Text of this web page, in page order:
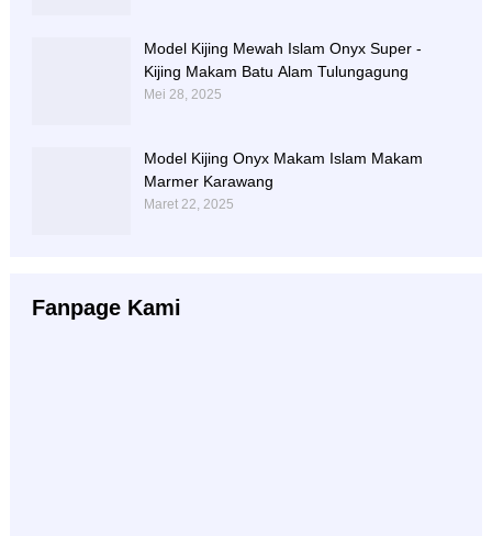
Model Kijing Mewah Islam Onyx Super -
Kijing Makam Batu Alam Tulungagung
Mei 28, 2025
Model Kijing Onyx Makam Islam Makam
Marmer Karawang
Maret 22, 2025
Fanpage Kami